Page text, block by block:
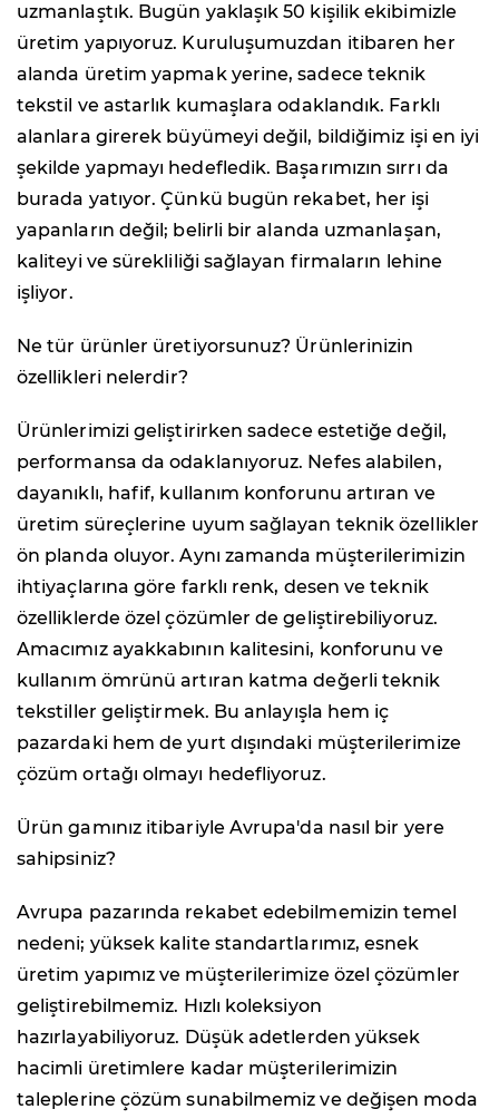
uzmanlaştık. Bugün yaklaşık 50 kişilik ekibimizle
üretim yapıyoruz. Kuruluşumuzdan itibaren her
alanda üretim yapmak yerine, sadece teknik
tekstil ve astarlık kumaşlara odaklandık. Farklı
alanlara girerek büyümeyi değil, bildiğimiz işi en iyi
şekilde yapmayı hedefledik. Başarımızın sırrı da
burada yatıyor. Çünkü bugün rekabet, her işi
yapanların değil; belirli bir alanda uzmanlaşan,
kaliteyi ve sürekliliği sağlayan firmaların lehine
işliyor.
Ne tür ürünler üretiyorsunuz? Ürünlerinizin
özellikleri nelerdir?
Ürünlerimizi geliştirirken sadece estetiğe değil,
performansa da odaklanıyoruz. Nefes alabilen,
dayanıklı, hafif, kullanım konforunu artıran ve
üretim süreçlerine uyum sağlayan teknik özellikler
ön planda oluyor. Aynı zamanda müşterilerimizin
ihtiyaçlarına göre farklı renk, desen ve teknik
özelliklerde özel çözümler de geliştirebiliyoruz.
Amacımız ayakkabının kalitesini, konforunu ve
kullanım ömrünü artıran katma değerli teknik
tekstiller geliştirmek. Bu anlayışla hem iç
pazardaki hem de yurt dışındaki müşterilerimize
çözüm ortağı olmayı hedefliyoruz.
Ürün gamınız itibariyle Avrupa'da nasıl bir yere
sahipsiniz?
Avrupa pazarında rekabet edebilmemizin temel
nedeni; yüksek kalite standartlarımız, esnek
üretim yapımız ve müşterilerimize özel çözümler
geliştirebilmemiz. Hızlı koleksiyon
hazırlayabiliyoruz. Düşük adetlerden yüksek
hacimli üretimlere kadar müşterilerimizin
taleplerine çözüm sunabilmemiz ve değişen moda